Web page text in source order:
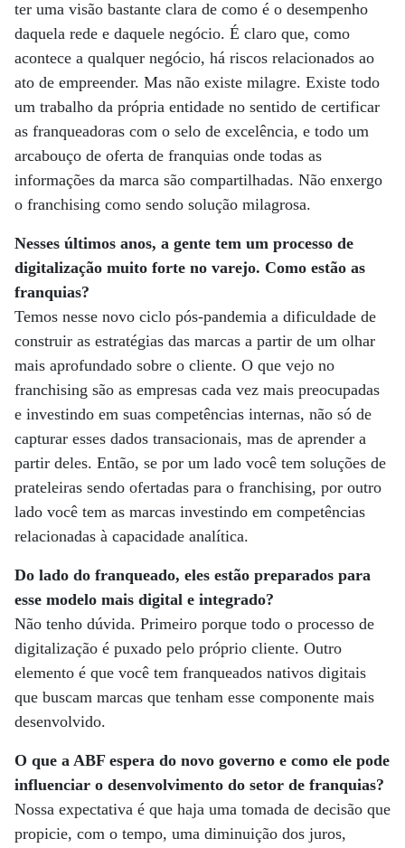
ter uma visão bastante clara de como é o desempenho
daquela rede e daquele negócio. É claro que, como
acontece a qualquer negócio, há riscos relacionados ao
ato de empreender. Mas não existe milagre. Existe todo
um trabalho da própria entidade no sentido de certificar
as franqueadoras com o selo de excelência, e todo um
arcabouço de oferta de franquias onde todas as
informações da marca são compartilhadas. Não enxergo
o franchising como sendo solução milagrosa.
Nesses últimos anos, a gente tem um processo de
digitalização muito forte no varejo. Como estão as
franquias?
Temos nesse novo ciclo pós-pandemia a dificuldade de
construir as estratégias das marcas a partir de um olhar
mais aprofundado sobre o cliente. O que vejo no
franchising são as empresas cada vez mais preocupadas
e investindo em suas competências internas, não só de
capturar esses dados transacionais, mas de aprender a
partir deles. Então, se por um lado você tem soluções de
prateleiras sendo ofertadas para o franchising, por outro
lado você tem as marcas investindo em competências
relacionadas à capacidade analítica.
Do lado do franqueado, eles estão preparados para
esse modelo mais digital e integrado?
Não tenho dúvida. Primeiro porque todo o processo de
digitalização é puxado pelo próprio cliente. Outro
elemento é que você tem franqueados nativos digitais
que buscam marcas que tenham esse componente mais
desenvolvido.
O que a ABF espera do novo governo e como ele pode
influenciar o desenvolvimento do setor de franquias?
Nossa expectativa é que haja uma tomada de decisão que
propicie, com o tempo, uma diminuição dos juros,